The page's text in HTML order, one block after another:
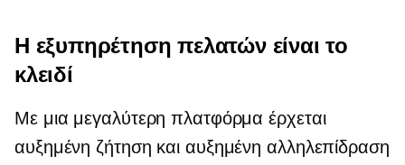
Η εξυπηρέτηση πελατών είναι το
κλειδί
Με μια μεγαλύτερη πλατφόρμα έρχεται
αυξημένη ζήτηση και αυξημένη αλληλεπίδραση